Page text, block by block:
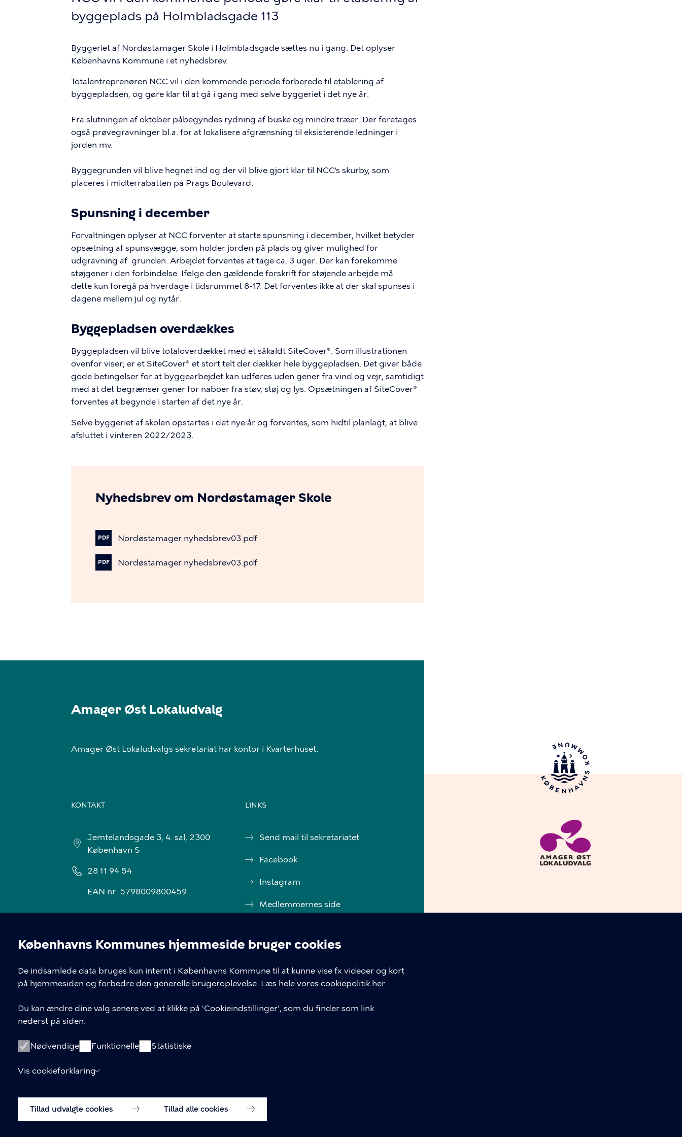
Cookieindstillinger
Københavns Kommunes hjemmeside bruger cookies
De indsamlede data bruges kun internt i Københavns Kommune til at kunne vise fx videoer og kort
på hjemmesiden og forbedre den generelle brugeroplevelse. Læs hele vores cookiepolitik her
Du kan ændre dine valg senere ved at klikke på 'Cookieindstillinger', som du finder som link
nederst på siden.
Nødvendige Funktionelle Statistiske
Vis cookieforklaring
Tillad udvalgte cookies Tillad alle cookies
byggeplads på Holmbladsgade 113
Byggeriet af Nordøstamager Skole i Holmbladsgade sættes nu i gang. Det oplyser
Københavns Kommune i et nyhedsbrev.
Totalentreprenøren NCC vil i den kommende periode forberede til etablering af
byggepladsen, og gøre klar til at gå i gang med selve byggeriet i det nye år.
Fra slutningen af oktober påbegyndes rydning af buske og mindre træer. Der foretages
også prøvegravninger bl.a. for at lokalisere afgrænsning til eksisterende ledninger i
jorden mv.
Byggegrunden vil blive hegnet ind og der vil blive gjort klar til NCC’s skurby, som
placeres i midterrabatten på Prags Boulevard.
Spunsning i december
Forvaltningen oplyser at NCC forventer at starte spunsning i december, hvilket betyder
opsætning af spunsvægge, som holder jorden på plads og giver mulighed for
udgravning af grunden. Arbejdet forventes at tage ca. 3 uger. Der kan forekomme
støjgener i den forbindelse. Ifølge den gældende forskrift for støjende arbejde må
dette kun foregå på hverdage i tidsrummet 8-17. Det forventes ikke at der skal spunses i
dagene mellem jul og nytår.
Byggepladsen overdækkes
Byggepladsen vil blive totaloverdækket med et såkaldt SiteCover®. Som illustrationen
ovenfor viser; er et SiteCover® et stort telt der dækker hele byggepladsen. Det giver både
gode betingelser for at byggearbejdet kan udføres uden gener fra vind og vejr, samtidigt
med at det begrænser gener for naboer fra støv, støj og lys. Opsætningen af SiteCover®
forventes at begynde i starten af det nye år.
Selve byggeriet af skolen opstartes i det nye år og forventes, som hidtil planlagt, at blive
afsluttet i vinteren 2022/2023.
Nyhedsbrev om Nordøstamager Skole
PDF Nordøstamager nyhedsbrev03.pdf
PDF Nordøstamager nyhedsbrev03.pdf
Amager Øst Lokaludvalg
Amager Øst Lokaludvalgs sekretariat har kontor i Kvarterhuset.
KONTAKT
Jemtelandsgade 3, 4. sal, 2300
København S
28 11 94 54
EAN nr. 5798009800459
LINKS
Send mail til sekretariatet
Facebook
Instagram
Medlemmernes side
Tilgængelighedserklæring
Cookiepolitik